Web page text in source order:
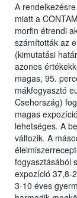
A
miatt a
morfin étrendi
számították az
(kimutatási
azonos
magas, 95.
mákfogyasztó
Csehország)
magas
lehetséges. A
változik. A
fogyasztásából
expozíció 37,8-
3-10 éves